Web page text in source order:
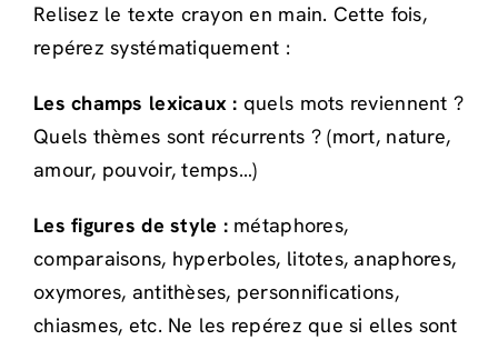
Relisez le texte crayon en main. Cette fois,
repérez systématiquement :
Les champs lexicaux : quels mots reviennent ?
Quels thèmes sont récurrents ? (mort, nature,
amour, pouvoir, temps…)
Les figures de style :métaphores,
comparaisons, hyperboles, litotes, anaphores,
oxymores, antithèses, personnifications,
chiasmes, etc. Ne les repérez que si elles sont